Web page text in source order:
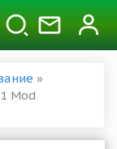
»
Mod